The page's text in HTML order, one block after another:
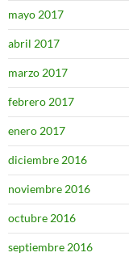
mayo 2017
abril 2017
marzo 2017
febrero 2017
enero 2017
diciembre 2016
noviembre 2016
octubre 2016
septiembre 2016